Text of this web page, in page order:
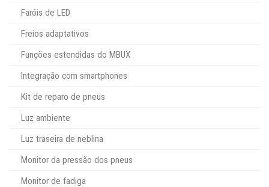
Faróis de LED
Freios adaptativos
Funções estendidas do MBUX
Integração com smartphones
Kit de reparo de pneus
Luz ambiente
Luz traseira de neblina
Monitor da pressão dos pneus
Monitor de fadiga